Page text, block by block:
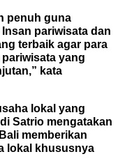
penuh guna
pariwisata dan
terbaik agar para
yang
kata
lokal yang
Satrio mengatakan
memberikan
lokal khususnya